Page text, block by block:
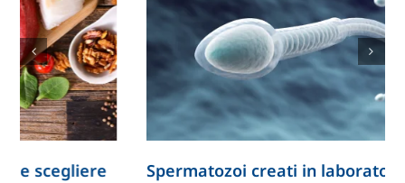
Spermatozoi creati in laboratorio: la ricerca